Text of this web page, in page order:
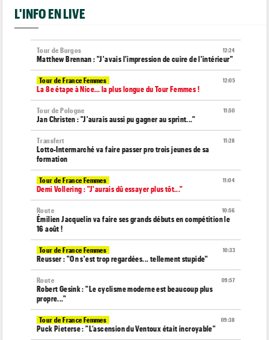
L'INFO EN LIVE
12:24
Tour de Burgos
Matthew Brennan : "J'avais l'impression de cuire de l'intérieur"
12:05
Tour de France Femmes
La 8e étape à Nice… la plus longue du Tour Femmes !
11:50
Tour de Pologne
Jan Christen : "J'aurais aussi pu gagner au sprint..."
11:28
Transfert
Lotto-Intermarché va faire passer pro trois jeunes de sa
formation
11:04
Tour de France Femmes
Demi Vollering : "J'aurais dû essayer plus tôt..."
10:56
Route
Émilien Jacquelin va faire ses grands débuts en compétition le
16 août !
10:33
Tour de France Femmes
Reusser : "On s'est trop regardées... tellement stupide"
09:57
Route
Robert Gesink : "Le cyclisme moderne est beaucoup plus
propre..."
09:38
Tour de France Femmes
Puck Pieterse : "L’ascension du Ventoux était incroyable"